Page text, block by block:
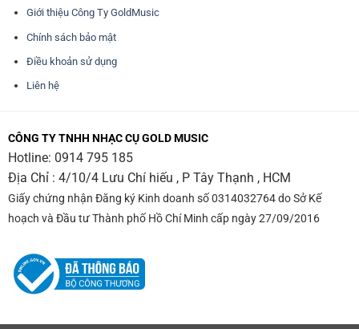
Giới thiệu Công Ty GoldMusic
Chính sách bảo mật
Điều khoản sử dụng
Liên hệ
CÔNG TY TNHH NHẠC CỤ GOLD MUSIC
Hotline: 0914 795 185
Địa Chỉ : 4/10/4 Lưu Chí hiếu , P Tây Thạnh , HCM
Giấy chứng nhận Đăng ký Kinh doanh số 0314032764 do Sở Kế
hoạch và Đầu tư Thành phố Hồ Chí Minh cấp ngày 27/09/2016